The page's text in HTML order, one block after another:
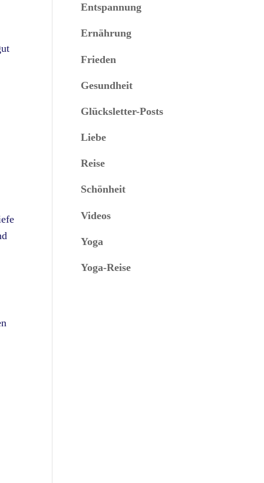
Entspannung
Ernährung
Frieden
Gesundheit
Glücksletter-Posts
Liebe
Reise
Schönheit
Videos
Yoga
Yoga-Reise